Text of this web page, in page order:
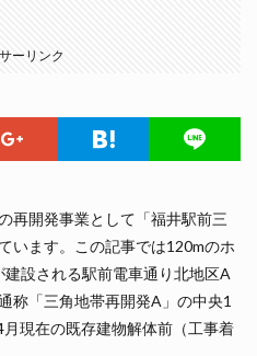
ーリンク
再開発事業として「福井駅前三
います。この記事では120mのホ
設される駅前電車通り北地区A
称「三角地帯再開発A」の中央1
現在の既存建物解体前（工事着